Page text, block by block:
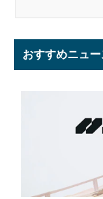
おすすめニュー